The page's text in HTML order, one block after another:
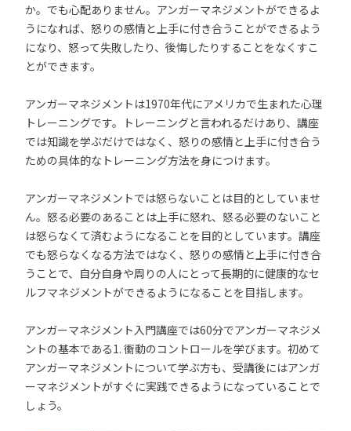
か。でも心配ありません。アンガーマネジメントができるよ
うになれば、怒りの感情と上手に付き合うことができるよう
になり、怒って失敗したり、後悔したりすることをなくすこ
とができます。
アンガーマネジメントは1970年代にアメリカで生まれた心理
トレーニングです。トレーニングと言われるだけあり、講座
では知識を学ぶだけではなく、怒りの感情と上手に付き合う
ための具体的なトレーニング方法を身につけます。
アンガーマネジメントでは怒らないことは目的としていませ
ん。怒る必要のあることは上手に怒れ、怒る必要のないこと
は怒らなくて済むようになることを目的としています。講座
でも怒らなくなる方法ではなく、怒りの感情と上手に付き合
うことで、自分自身や周りの人にとって長期的に健康的なセ
ルフマネジメントができるようになることを目指します。
アンガーマネジメント入門講座では60分でアンガーマネジメ
ントの基本である1. 衝動のコントロールを学びます。初めて
アンガーマネジメントについて学ぶ方も、受講後にはアンガ
ーマネジメントがすぐに実践できるようになっていることで
しょう。